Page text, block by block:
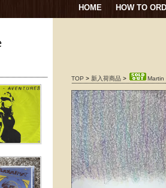
HOME HOW TO
TOP > 新入荷商品 > Martin